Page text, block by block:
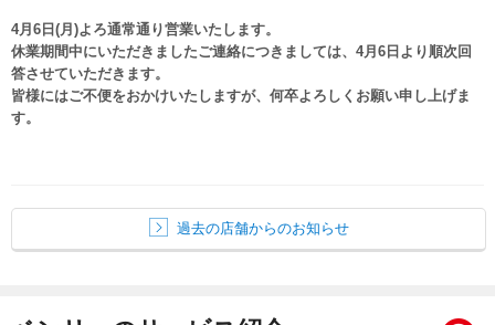
4月6日(月)よろ通常通り営業いたします。
休業期間中にいただきましたご連絡につきましては、4月6日より順次回
答させていただきます。
皆様にはご不便をおかけいたしますが、何卒よろしくお願い申し上げま
す。
過去の店舗からのお知らせ